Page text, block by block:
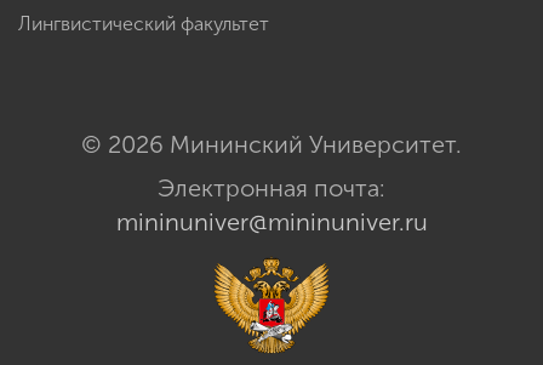
Лингвистический факультет
© 2026 Мининский Университет.
Электронная почта:
mininuniver@mininuniver.ru